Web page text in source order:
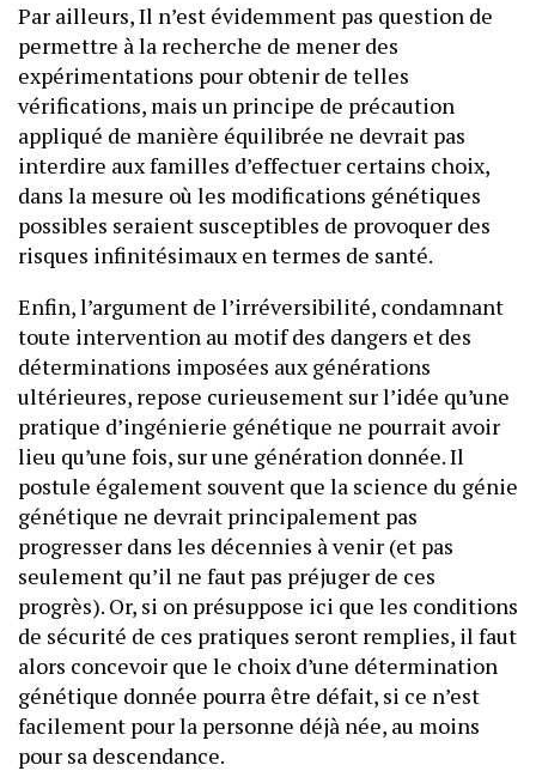
Par ailleurs, Il n’est évidemment pas question de
permettre à la recherche de mener des
expérimentations pour obtenir de telles
vérifications, mais un principe de précaution
appliqué de manière équilibrée ne devrait pas
interdire aux familles d’effectuer certains choix,
dans la mesure où les modifications génétiques
possibles seraient susceptibles de provoquer des
risques infinitésimaux en termes de santé.
Enfin, l’argument de l’irréversibilité, condamnant
toute intervention au motif des dangers et des
déterminations imposées aux générations
ultérieures, repose curieusement sur l’idée qu’une
pratique d’ingénierie génétique ne pourrait avoir
lieu qu’une fois, sur une génération donnée. Il
postule également souvent que la science du génie
génétique ne devrait principalement pas
progresser dans les décennies à venir (et pas
seulement qu’il ne faut pas préjuger de ces
progrès). Or, si on présuppose ici que les conditions
de sécurité de ces pratiques seront remplies, il faut
alors concevoir que le choix d’une détermination
génétique donnée pourra être défait, si ce n’est
facilement pour la personne déjà née, au moins
pour sa descendance.